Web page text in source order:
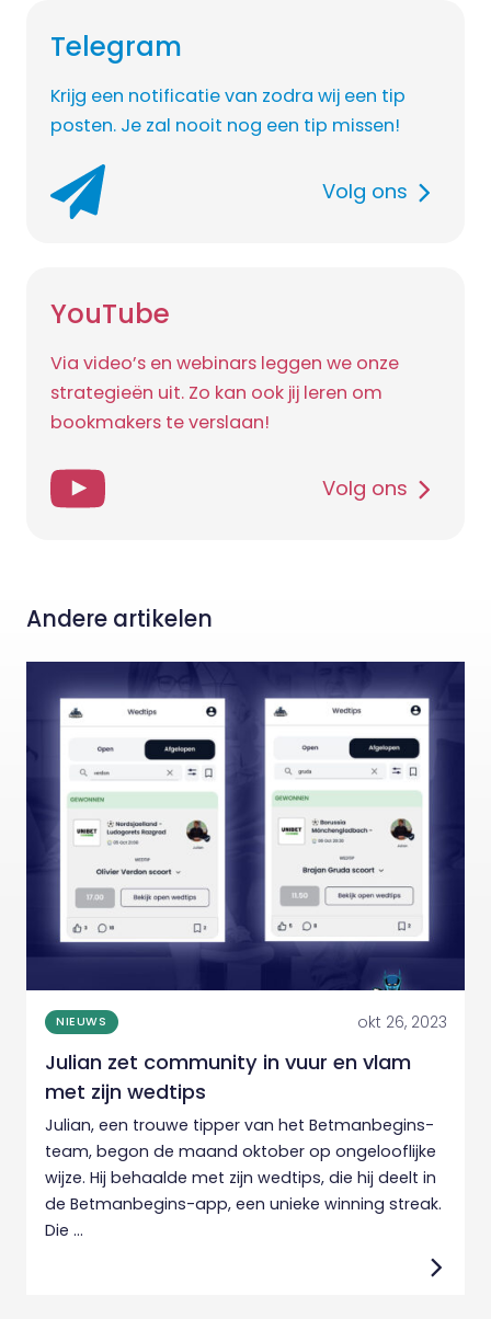
Telegram
Krijg een notificatie van zodra wij een tip
posten. Je zal nooit nog een tip missen!
Volg ons
YouTube
Via video’s en webinars leggen we onze
strategieën uit. Zo kan ook jij leren om
bookmakers te verslaan!
Volg ons
Andere artikelen
NIEUWS okt 26, 2023
Julian zet community in vuur en vlam
met zijn wedtips
Julian, een trouwe tipper van het Betmanbegins-
team, begon de maand oktober op ongelooflijke
wijze. Hij behaalde met zijn wedtips, die hij deelt in
de Betmanbegins-app, een unieke winning streak.
Die ...